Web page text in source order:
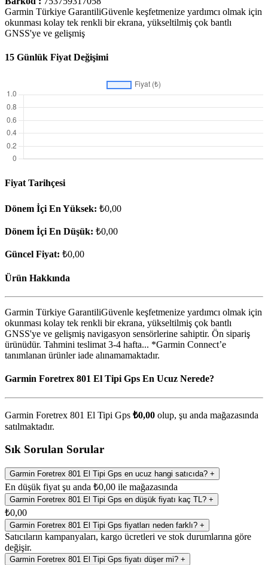
Garmin Türkiye GarantiliGüvenle keşfetmenize yardımcı olmak için
okunması kolay tek renkli bir ekrana, yükseltilmiş çok bantlı
GNSS'ye ve gelişmiş
15 Günlük Fiyat Değişimi
Fiyat Tarihçesi
Dönem İçi En Yüksek: ₺0,00
Dönem İçi En Düşük: ₺0,00
Güncel Fiyat: ₺0,00
Ürün Hakkında
Garmin Türkiye GarantiliGüvenle keşfetmenize yardımcı olmak için
okunması kolay tek renkli bir ekrana, yükseltilmiş çok bantlı
GNSS'ye ve gelişmiş navigasyon sensörlerine sahiptir. Ön sipariş
ürünüdür. Tahmini teslimat 3-4 hafta... *Garmin Connect’e
tanımlanan ürünler iade alınamamaktadır.
Garmin Foretrex 801 El Tipi Gps En Ucuz Nerede?
Garmin Foretrex 801 El Tipi Gps ₺0,00 olup, şu anda mağazasında
satılmaktadır.
Sık Sorulan Sorular
Garmin Foretrex 801 El Tipi Gps en ucuz hangi satıcıda? +
En düşük fiyat şu anda ₺0,00 ile mağazasında
Garmin Foretrex 801 El Tipi Gps en düşük fiyatı kaç TL? +
₺0,00
Garmin Foretrex 801 El Tipi Gps fiyatları neden farklı? +
Satıcıların kampanyaları, kargo ücretleri ve stok durumlarına göre
değişir.
Garmin Foretrex 801 El Tipi Gps fiyatı düşer mi? +